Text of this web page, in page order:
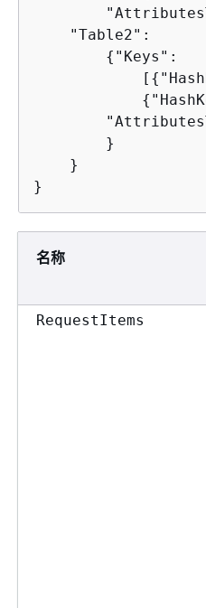
    "Table2":
{ "Keys":
            [
{
{
        }
    }
}
名称
RequestItems